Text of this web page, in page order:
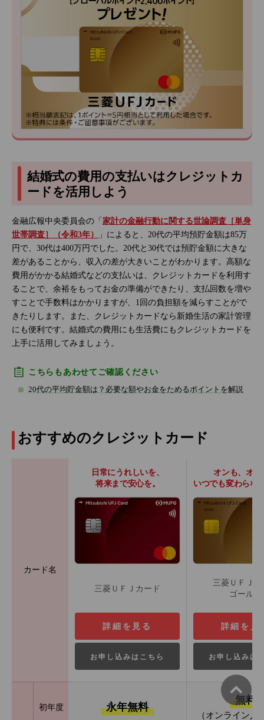
結婚式の費用の支払いはクレジットカ
ードを活用しよう
金融広報中央委員会の「 家計の金融行動に関する世論調査［単身
世帯調査］（令和3年）
」によると、20代の平均預貯金額は85万
円で、30代は400万円でした。20代と30代では預貯金額に大きな
差があることから、収入の差が大きいことがわかります。高額な
費用がかかる結婚式などの支払いは、クレジットカードを利用す
ることで、余裕をもってお金の準備ができたり、支払回数を増や
すことで手数料はかかりますが、1回の負担額を減らすことがで
きたりします。また、クレジットカードなら新婚生活の家計管理
にも便利です。結婚式の費用にも生活費にもクレジットカードを
上手に活用してみましょう。
こちらもあわせてご確認ください
20代の平均貯金額は？必要な額やお金をためるポイントを解説
おすすめのクレジットカード
カード名
日常にうれしいを、
将来まで安心を。
オンも、オフ
いつでも変わらな
三菱ＵＦＪカード
三菱ＵＦＪカ
ゴールド
詳細を見る
お申し込みはこちら
詳細を見
お申し込みは
初年度 永年無料
無料
（オンライン入